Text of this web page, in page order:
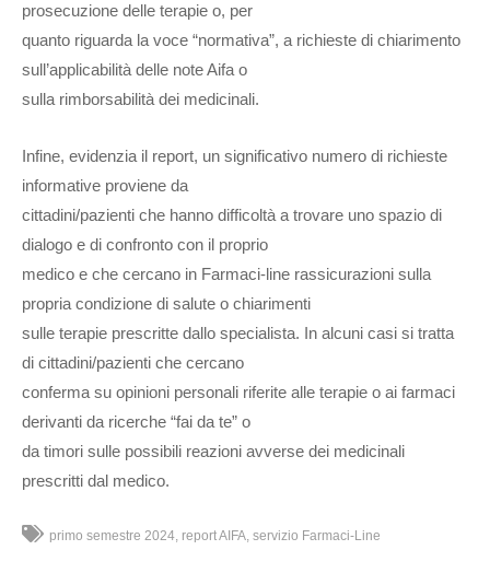
prosecuzione delle terapie o, per ​
quanto riguarda la voce “normativa”, a richieste di chiarimento
sull’applicabilità delle note Aifa o
sulla rimborsabilità dei medicinali.
Infine, evidenzia il report, un significativo numero di richieste
informative proviene da
cittadini/pazienti che hanno difficoltà a trovare uno spazio di
dialogo e di confronto con il proprio
medico e che cercano in Farmaci-line rassicurazioni sulla
propria condizione di salute o chiarimenti
sulle terapie prescritte dallo specialista. In alcuni casi si tratta
di cittadini/pazienti che cercano
conferma su opinioni personali riferite alle terapie o ai farmaci
derivanti da ricerche “fai da te” o
da timori sulle possibili reazioni avverse dei medicinali
prescritti dal medico.
primo semestre 2024 report AIFA servizio Farmaci-Line